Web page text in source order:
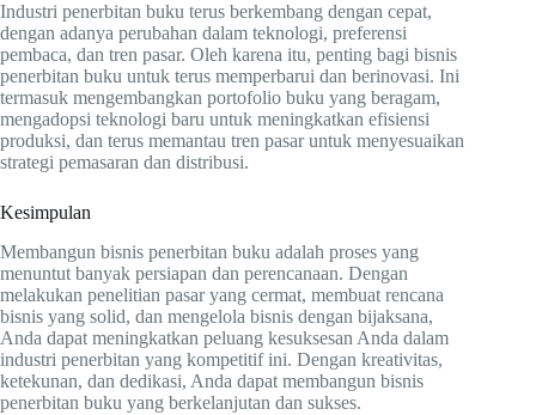
Industri penerbitan buku terus berkembang dengan cepat,
dengan adanya perubahan dalam teknologi, preferensi
pembaca, dan tren pasar. Oleh karena itu, penting bagi bisnis
penerbitan buku untuk terus memperbarui dan berinovasi. Ini
termasuk mengembangkan portofolio buku yang beragam,
mengadopsi teknologi baru untuk meningkatkan efisiensi
produksi, dan terus memantau tren pasar untuk menyesuaikan
strategi pemasaran dan distribusi.
Kesimpulan
Membangun bisnis penerbitan buku adalah proses yang
menuntut banyak persiapan dan perencanaan. Dengan
melakukan penelitian pasar yang cermat, membuat rencana
bisnis yang solid, dan mengelola bisnis dengan bijaksana,
Anda dapat meningkatkan peluang kesuksesan Anda dalam
industri penerbitan yang kompetitif ini. Dengan kreativitas,
ketekunan, dan dedikasi, Anda dapat membangun bisnis
penerbitan buku yang berkelanjutan dan sukses.